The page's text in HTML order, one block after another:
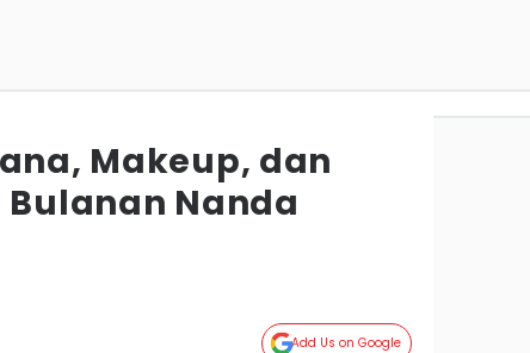
Makeup, dan
Bulanan Nanda
Add Us on Google